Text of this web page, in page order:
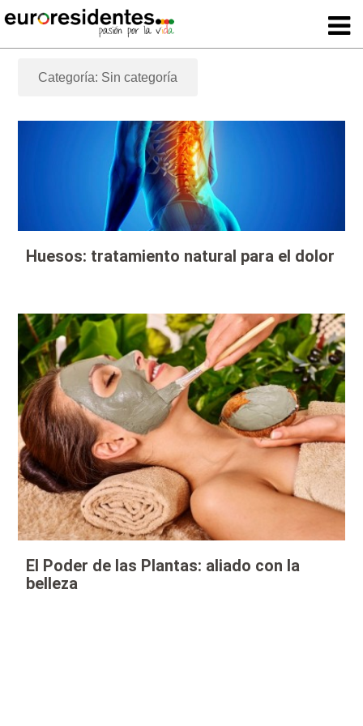
Categoría: Sin categoría
Huesos: tratamiento natural para el dolor
El Poder de las Plantas: aliado con la
belleza